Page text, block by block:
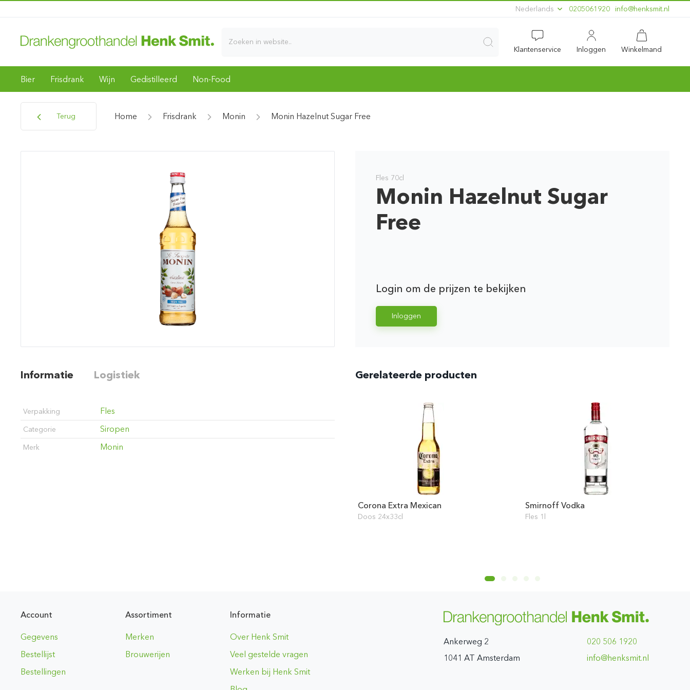
Nederlands 0205061920 ln.timskneh@ofni
Klantenservice Inloggen Winkelmand
Bier Frisdrank Wijn Gedistilleerd Non-Food
Terug Home Frisdrank Monin Monin Hazelnut Sugar Free
Fles 70cl
Monin Hazelnut Sugar
Free
Login om de prijzen te bekijken
Inloggen
Informatie Logistiek
Verpakking Fles
Categorie Siropen
Merk Monin
Gerelateerde producten
Corona Extra Mexican
Doos 24x33cl
Smirnoff Vodka
Fles 1l
Account
Gegevens
Bestellijst
Bestellingen
Assortiment
Merken
Brouwerijen
Informatie
Over Henk Smit
Veel gestelde vragen
Werken bij Henk Smit
Ankerweg 2
1041 AT Amsterdam
020 506 1920
ln.timskneh@ofni